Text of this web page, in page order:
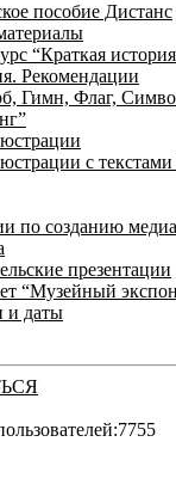
пособие Дистанс
“Краткая
Рекомендации
Гимн, Флаг,
с
по созданию медиа
презентации
“Музейный
и даты
7755